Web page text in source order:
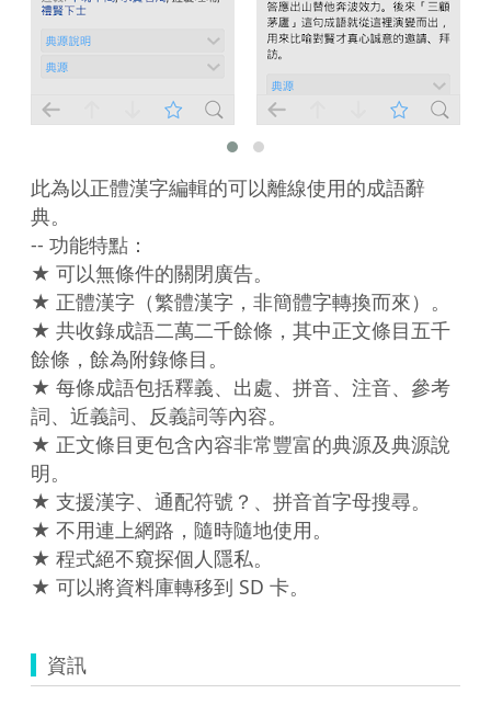
此為以正體漢字編輯的可以離線使用的成語辭
典。
-- 功能特點：
★ 可以無條件的關閉廣告。
★ 正體漢字（繁體漢字，非簡體字轉換而來）。
★ 共收錄成語二萬二千餘條，其中正文條目五千
餘條，餘為附錄條目。
★ 每條成語包括釋義、出處、拼音、注音、參考
詞、近義詞、反義詞等內容。
★ 正文條目更包含內容非常豐富的典源及典源說
明。
★ 支援漢字、通配符號？、拼音首字母搜尋。
★ 不用連上網路，隨時隨地使用。
★ 程式絕不窺探個人隱私。
★ 可以將資料庫轉移到 SD 卡。
資訊